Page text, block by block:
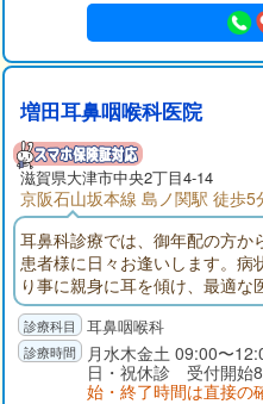
増田耳鼻咽喉科医院
滋賀県大津市中央2丁目4-14
京阪石山坂本線 島ノ関駅 徒歩5
耳鼻科診療では、御年配の方か
患者様に日々お逢いします。病
り事に親身に耳を傾け、最適
おります。私生活では子を持つ
の心配に寄り添いながら、安心
診療に当たりたいと考えていま
ませんので、お気軽にご相談く
耳鼻咽喉科
月水木金土 09:00〜
日・祝休診 受付開始
始・終了時間は直接の